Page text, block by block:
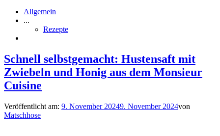
Allgemein
...
Rezepte
Schnell selbstgemacht: Hustensaft mit
Zwiebeln und Honig aus dem Monsieur
Cuisine
Veröffentlicht am: 9. November 20249. November 2024von
Matschhose